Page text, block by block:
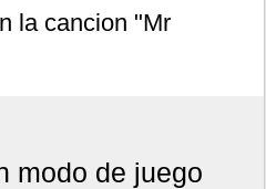
la cancion "Mr
modo de juego